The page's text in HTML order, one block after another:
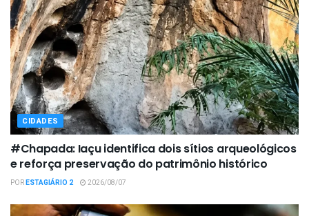
CIDADES
#Chapada: Iaçu identifica dois sítios arqueológicos
e reforça preservação do patrimônio histórico
PORESTAGIÁRIO 2 2026/08/07